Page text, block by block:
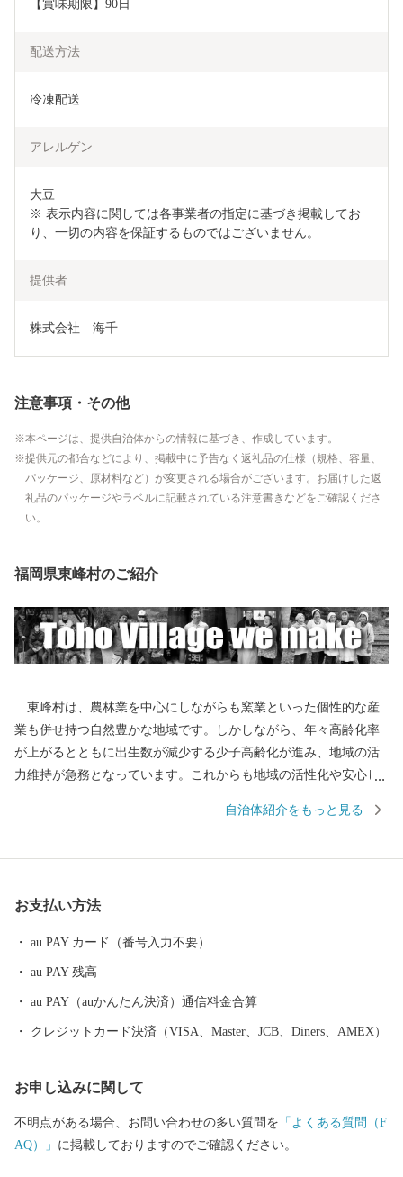
【賞味期限】90日
配送方法
冷凍配送
アレルゲン
大豆
※ 表示内容に関しては各事業者の指定に基づき掲載してお
り、一切の内容を保証するものではございません。
提供者
株式会社　海千
注意事項・その他
本ページは、提供自治体からの情報に基づき、作成しています。
提供元の都合などにより、掲載中に予告なく返礼品の仕様（規格、容量、
パッケージ、原材料など）が変更される場合がございます。お届けした返
礼品のパッケージやラベルに記載されている注意書きなどをご確認くださ
い。
福岡県東峰村のご紹介
東峰村は、農林業を中心にしながらも窯業といった個性的な産
業も併せ持つ自然豊かな地域です。しかしながら、年々高齢化率
が上がるとともに出生数が減少する少子高齢化が進み、地域の活
力維持が急務となっています。これからも地域の活性化や安心し
お一層努めてまいります。 東峰村は、平成２９年７月５日に発
す。
自治体紹介をもっと見る
お支払い方法
au PAY カード（番号入力不要）
au PAY 残高
au PAY（auかんたん決済）通信料金合算
クレジットカード決済（VISA、Master、JCB、Diners、AMEX）
お申し込みに関して
不明点がある場合、お問い合わせの多い質問を 「よくある質問（F
AQ）」 に掲載しておりますのでご確認ください。